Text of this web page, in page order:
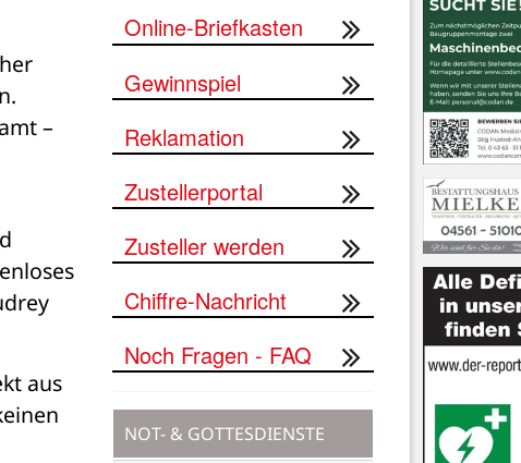
–
aus
Online-Briefkasten
Gewinnspiel
Reklamation
Zustellerportal
Zusteller werden
Chiffre-Nachricht
Noch Fragen - FAQ
NOT- & GOTTESDIENSTE